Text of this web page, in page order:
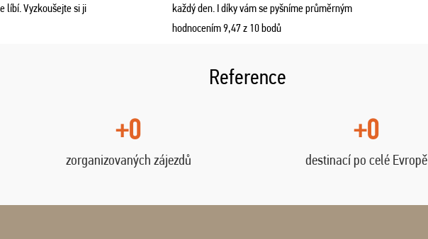
líbí. Vyzkoušejte si ji
každý den. I díky vám se pyšníme průměrným
hodnocením 9,47 z 10 bodů
Reference
+0
zorganizovaných zájezdů
+0
destinací po celé Evropě